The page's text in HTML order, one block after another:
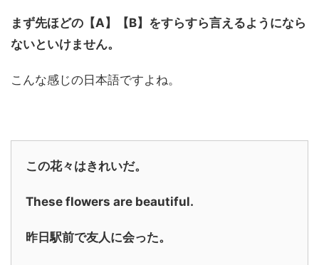
まず先ほどの【A】【B】をすらすら言えるようになら
ないといけません。
こんな感じの日本語ですよね。
この花々はきれいだ。
These flowers are beautiful.
昨日駅前で友人に会った。